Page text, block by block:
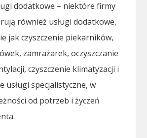
dodatkowe – niektóre firmy
również usługi dodatkowe,
jak czyszczenie piekarników,
zamrażarek, oczyszczanie
czyszczenie klimatyzacji i
usługi specjalistyczne, w
od potrzeb i życzeń